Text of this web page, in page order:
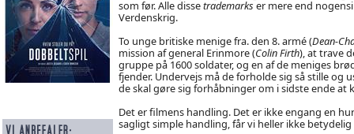
som før. Alle dissetrademarks er mere end
Verdenskrig.
To unge britiske menige fra. den 8. armé (Dean-
mission af general Erinmore (Colin Firth), at trave
gruppe på 1600 soldater, og en af de meniges
fjender. Undervejs må de forholde sig så stille
de skal gøre sig forhåbninger om i sidste ende at
Det er filmens handling. Det er ikke engang en
sagligt simple handling, får vi heller ikke